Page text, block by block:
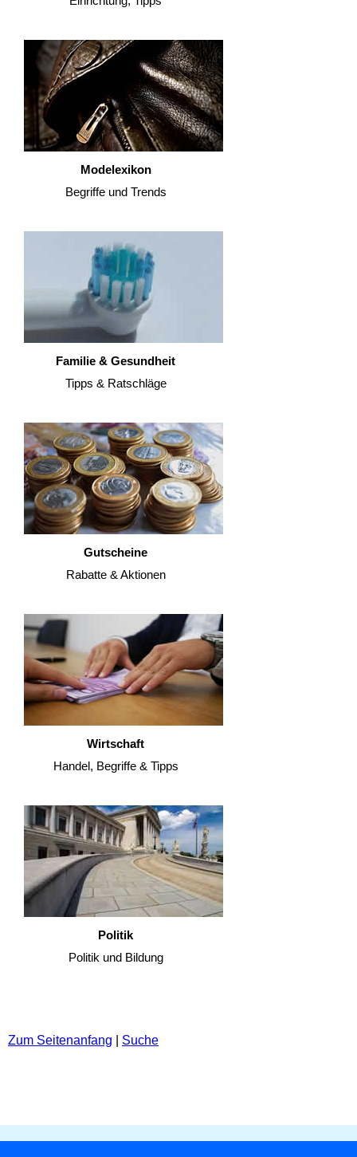
Modelexikon
Begriffe und Trends
Familie & Gesundheit
Tipps & Ratschläge
Gutscheine
Rabatte & Aktionen
Wirtschaft
Handel, Begriffe & Tipps
Politik
Politik und Bildung
Zum Seitenanfang Suche